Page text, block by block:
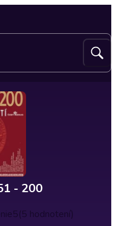
- 200
5(5 hodnotení)